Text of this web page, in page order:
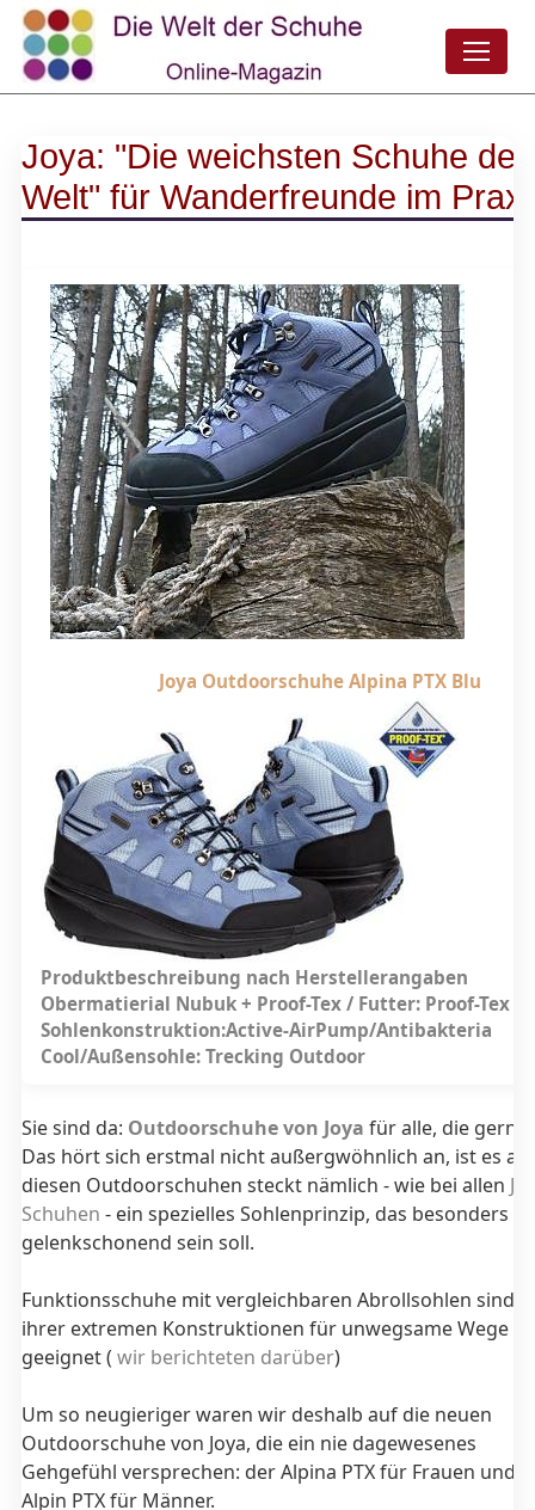
Joya: "Die weichsten Schuhe der
Welt" für Wanderfreunde im
Joya Outdoorschuhe Alpina PTX Blu
Produktbeschreibung nach Herstellerangaben
Obermatierial Nubuk + Proof-Tex / Futter: Proof-Tex /
Sohlenkonstruktion:Active-AirPump/Antibakteria
Cool/Außensohle: Trecking Outdoor
Sie sind da: Outdoorschuhe von Joya für alle, die gerne
Das hört sich erstmal nicht außergwöhnlich an, ist es
diesen Outdoorschuhen steckt nämlich - wie bei allen
Schuhen - ein spezielles Sohlenprinzip, das besonders
gelenkschonend sein soll.
Funktionsschuhe mit vergleichbaren Abrollsohlen sind
ihrer extremen Konstruktionen für unwegsame Wege
geeignet ( wir berichteten darüber)
Um so neugieriger waren wir deshalb auf die neuen
Outdoorschuhe von Joya, die ein nie dagewesenes
Gehgefühl versprechen: der Alpina PTX für Frauen und
Alpin PTX für Männer.